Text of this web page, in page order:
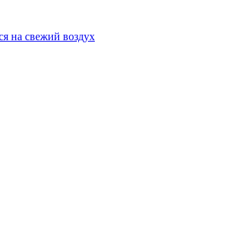
на свежий воздух